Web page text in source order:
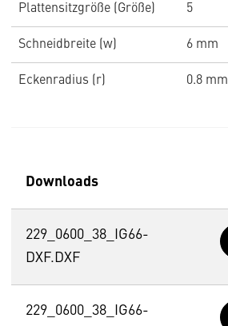
Plattensitzgröße (Größe) 5
Schneidbreite (w) 6 mm
Eckenradius (r) 0.8 mm
Downloads
229_0600_38_IG66-
DXF.DXF
229_0600_38_IG66-